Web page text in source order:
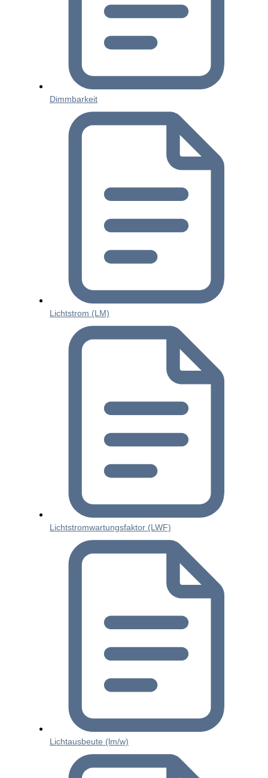
Dimmbarkeit
Lichtstrom (LM)
Lichtstromwartungsfaktor (LWF)
Lichtausbeute (lm/w)